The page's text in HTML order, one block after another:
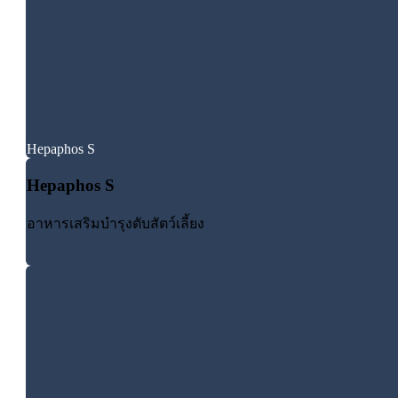
Hepaphos S
Hepaphos S
อาหารเสริมบำรุงตับสัตว์เลี้ยง